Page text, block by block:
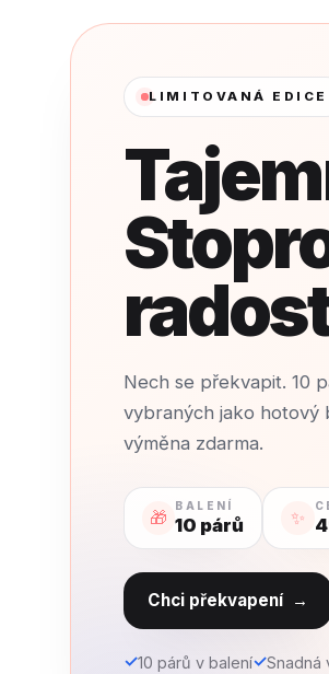
LIMITOVANÁ EDICE
Nech se překvapit. 10
vybraných jako hotový
výměna zdarma.
🎁
BALENÍ
10 párů ✨
Chci překvapení →
✓10 párů v balení✓Snadná